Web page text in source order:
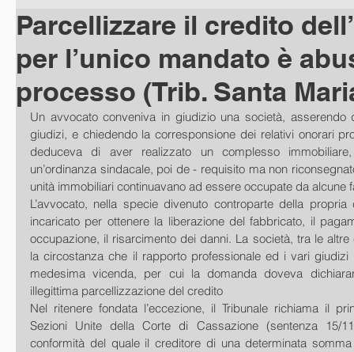
Parcellizzare il credito
per l’unico mandato è
processo (Trib. Santa
Un avvocato conveniva in giudizio una società,
giudizi, e chiedendo la corresponsione dei relativi onorari
deduceva di aver realizzato un complesso
un’ordinanza sindacale, poi de - requisito ma non
unità immobiliari continuavano ad essere occupate da alcune
L’avvocato, nella specie divenuto controparte della
incaricato per ottenere la liberazione del fabbricato, il
occupazione, il risarcimento dei danni. La società, tra le
la circostanza che il rapporto professionale ed i vari giudizi
medesima vicenda, per cui la domanda doveva
illegittima parcellizzazione del credito
Nel ritenere fondata l’eccezione, il Tribunale richiama il
Sezioni Unite della Corte di Cassazione (sentenza 15/
conformità del quale il creditore di una determinata